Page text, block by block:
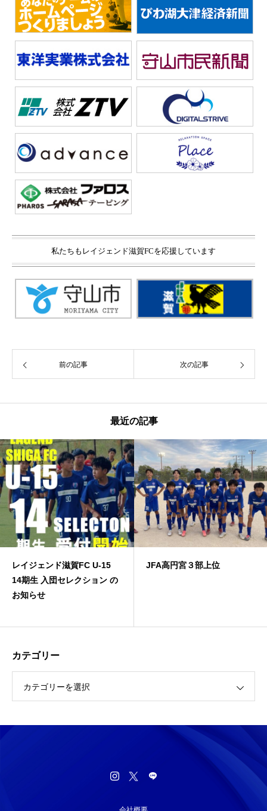
私たちもレイジェンド滋賀FCを応援しています
前の記事 次の記事
最近の記事
レイジェンド滋賀FC U-15
14期生 入団セレクション の
お知らせ
JFA高円宮３部上位
カテゴリー
カテゴリーを選択